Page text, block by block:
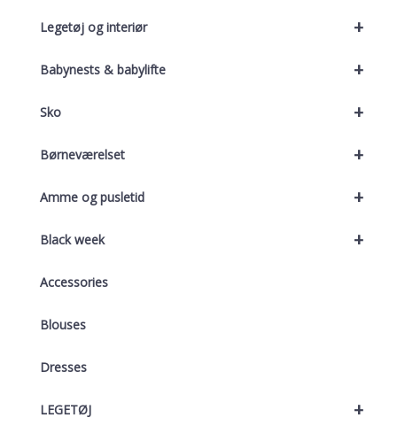
+
Legetøj og interiør
+
Babynests & babylifte
+
Sko
+
Børneværelset
+
Amme og pusletid
+
Black week
Accessories
Blouses
Dresses
+
LEGETØJ